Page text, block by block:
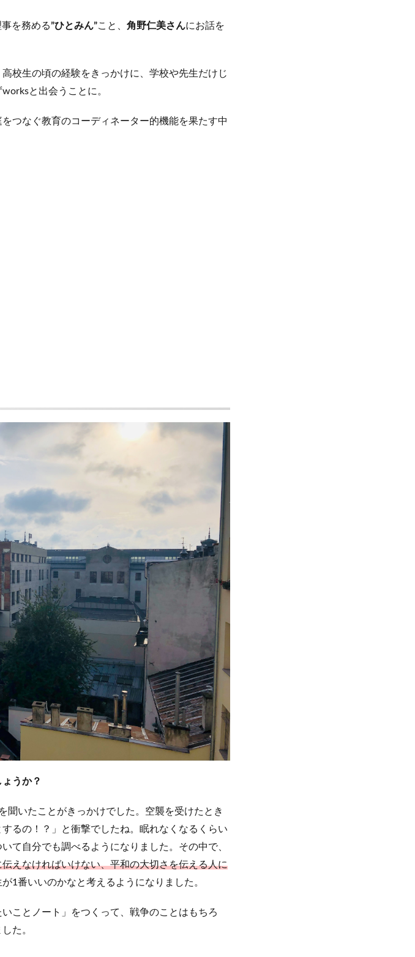
事を務める”ひとみん”こと、 角野仁美さんにお話を
校生の頃の経験をきっかけに、学校や先生だけじ
と出会うことに。
つなぐ教育のコーディネーター的機能を果たす中
うか？
聞いたことがきっかけでした。空襲を受けたとき
るの！？」と衝撃でしたね。眠れなくなるくらい
て自分でも調べるようになりました。その中で、
えなければいけない、平和の大切さを伝える人に
1番いいのかなと考えるようになりました。
ことノート」をつくって、戦争のことはもちろ
た。